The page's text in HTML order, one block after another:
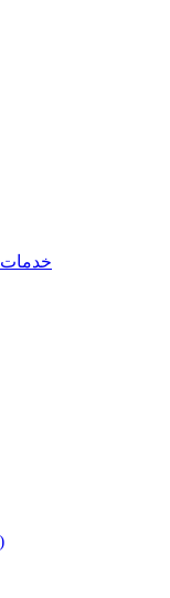
خدمات